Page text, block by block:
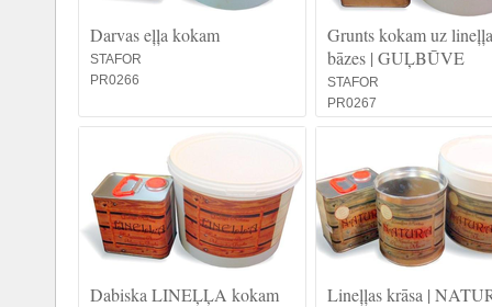
Darvas eļļa kokam
STAFOR
PR0266
Grunts kokam uz
bāzes | GUĻBŪVE
STAFOR
PR0267
Dabiska LINEĻĻA kokam Lineļļas krāsa |